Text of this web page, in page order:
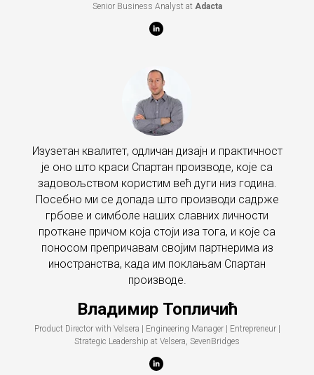
Senior Business Analyst at Adacta
Изузетан квалитет, одличан дизајн и практичност
је оно што краси Спартан производе, које са
задовољством користим већ дуги низ година.
Посебно ми се допада што производи садрже
грбове и симболе наших славних личности
проткане причом која стоји иза тога, и које са
поносом препричавам својим партнерима из
иностранства, када им поклањам Спартан
производе.
Владимир Топличић
Product Director with Velsera | Engineering Manager | Entrepreneur |
Strategic Leadership at Velsera, SevenBridges